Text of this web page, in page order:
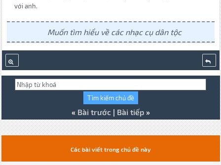
với anh.
Muốn tìm hiểu về các nhạc cụ dân tộc
« Bài trước| Bài tiếp»
Các bài viết trong chủ đề này